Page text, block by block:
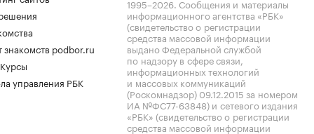
знакомств podbor.ru
управления РБК
1995–2026. Сообщения и материалы
информационного агентства «РБК»
(свидетельство о регистрации
средства массовой информации
выдано Федеральной службой
по надзору в сфере связи,
информационных технологий
и массовых коммуникаций
(Роскомнадзор) 09.12.2015 за номером
ИА №ФС77-63848) и сетевого издания
«РБК» (свидетельство о регистрации
средства массовой информации